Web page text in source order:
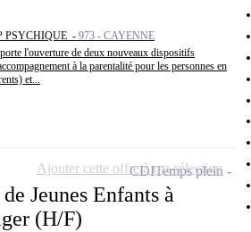
PSYCHIQUE - 973 - CAYENNE
l'ouverture de deux nouveaux dispositifs
à la parentalité pour les personnes en
et...
Jeunes Enfants à
(H/F)
CDITemps plein
Ajouter cette offre à ma sélection